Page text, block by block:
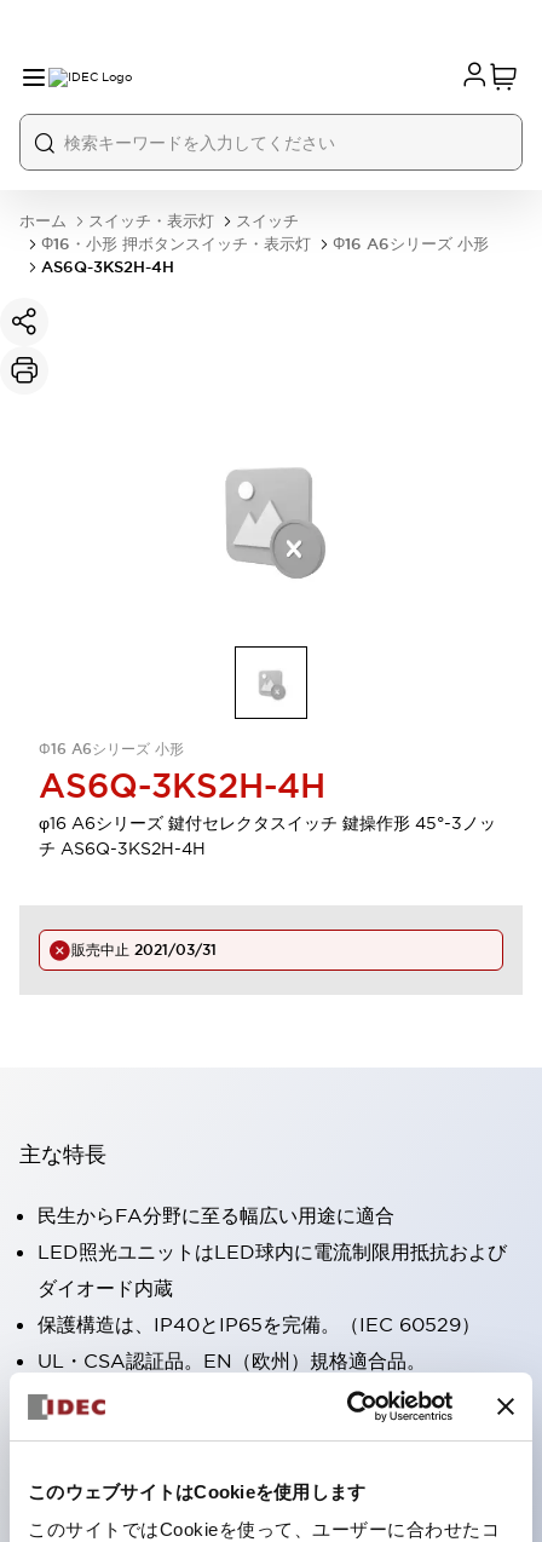
このウェブサイトはCookieを使用します
このサイトではCookieを使って、ユーザーに合わせたコ
ホーム スイッチ・表示灯
スイッチ
Φ16・小形 押ボタンスイッチ・表示灯
Φ16 A6シリーズ 小形
AS6Q-3KS2H-4H
Φ16 A6シリーズ 小形
AS6Q-3KS2H-4H
φ16 A6シリーズ 鍵付セレクタスイッチ 鍵操作形 45°-3ノッ
チ AS6Q-3KS2H-4H
販売中止 2021/03/31
主な特長
民生からFA分野に至る幅広い用途に適合
LED照光ユニットはLED球内に電流制限用抵抗および
ダイオード内蔵
保護構造は、IP40とIP65を完備。（IEC 60529）
UL・CSA認証品。EN（欧州）規格適合品。
CCC認証品（表示灯は除く）。